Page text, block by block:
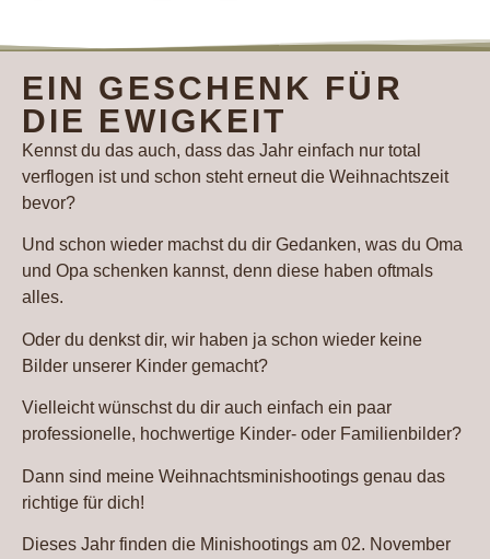
EIN GESCHENK FÜR
DIE EWIGKEIT
Kennst du das auch, dass das Jahr einfach nur total
verflogen ist und schon steht erneut die Weihnachtszeit
bevor?
Und schon wieder machst du dir Gedanken, was du Oma
und Opa schenken kannst, denn diese haben oftmals
alles.
Oder du denkst dir, wir haben ja schon wieder keine
Bilder unserer Kinder gemacht?
Vielleicht wünschst du dir auch einfach ein paar
professionelle, hochwertige Kinder- oder Familienbilder?
Dann sind meine Weihnachtsminishootings genau das
richtige für dich!
Dieses Jahr finden die Minishootings am 02. November